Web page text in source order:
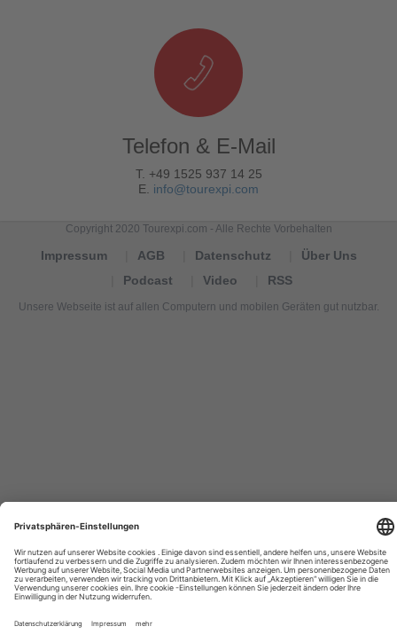
Telefon & E-Mail
T. +49 1525 937 14 25
E. info@tourexpi.com
Copyright 2020 Tourexpi.com - Alle Rechte Vorbehalten
Impressum AGB Datenschutz
Über Uns
Podcast
Video RSS
Unsere Webseite ist auf allen Computern und mobilen Geräten gut nutzbar.
Nachrichten,
travel
tourism
news,
tourism